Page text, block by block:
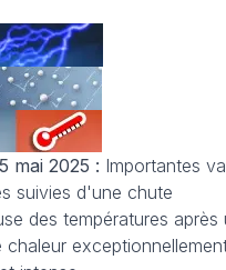
mai 2025 : Importantes
suivies d'une chute
des températures après
chaleur